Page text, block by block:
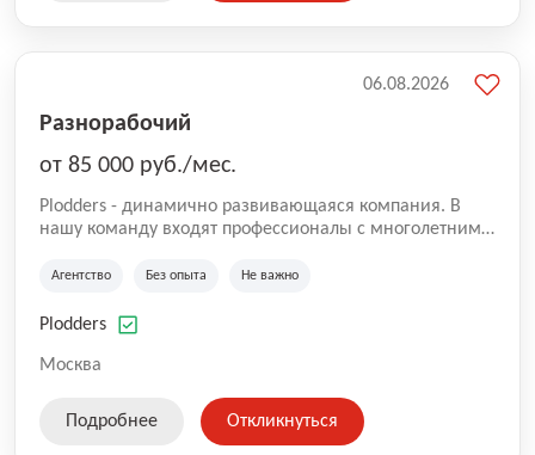
Разнорабочий
от 85 000 руб./мес.
Plodders - динамично развивающаяся компания. В
нашу команду входят профессионалы с многолетним
на рынке аутсорсинга, а накопленный опыт позволяют
оказываемых услуг.
Агентство Без опыта Не важно
Plodders
Москва
06.08.2026
Подробнее Откликнуться